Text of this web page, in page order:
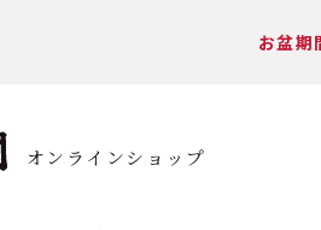
お盆期
オンラインショップ